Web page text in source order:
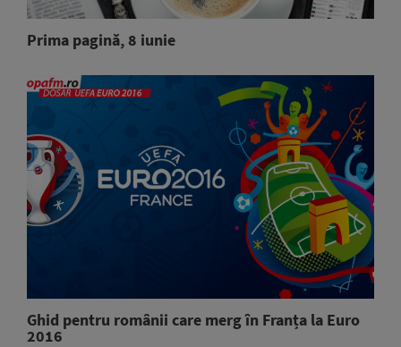
Prima pagină, 8 iunie
Ghid pentru românii care merg în Franța la Euro
2016